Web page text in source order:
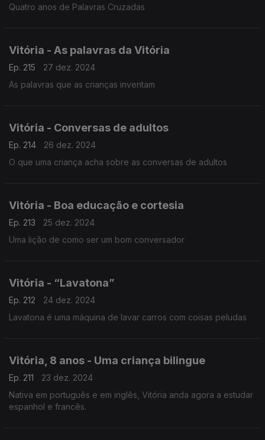
Quatro anos de Palavras Cruzadas
Vitória - As palavras da Vitória
Ep. 215
27 dez. 2024
As palavras que as crianças inventam
Vitória - Conversas de adultos
Ep. 214
26 dez. 2024
O que uma criança acha sobre as conversas de adultos
Vitória - Boa educação e cortesia
Ep. 213
25 dez. 2024
Uma lição de como ser um bom conversador
Vitória - “Lavatona”
Ep. 212
24 dez. 2024
Lavatona é uma máquina de lavar carros com coisas peludas
Vitória, 8 anos - Uma criança bilingue
Ep. 211
23 dez. 2024
Nativa em português e em inglês, Vitória anda agora a estudar
espanhol e francês.